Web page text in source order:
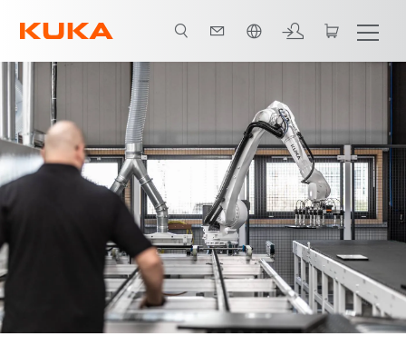
Alle System Partner